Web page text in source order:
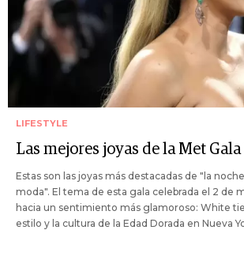
LIFESTYLE
Las mejores joyas de la Met
Estas son las joyas más destacadas de "la
moda". El tema de esta gala celebrada el 2 de
hacia un sentimiento más glamoroso: White
estilo y la cultura de la Edad Dorada en Nueva